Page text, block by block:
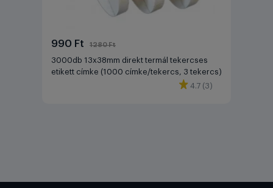
990 Ft 1280 Ft
3000db 13x38mm direkt termál tekercses
etikett címke (1000 címke/tekercs, 3 tekercs)
4.7 (3)